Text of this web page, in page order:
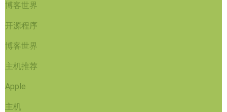
博客世界
开源程序
博客世界
主机推荐
Apple
主机